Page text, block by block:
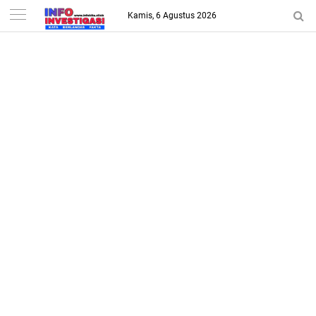
-->
Kamis, 6 Agustus 2026